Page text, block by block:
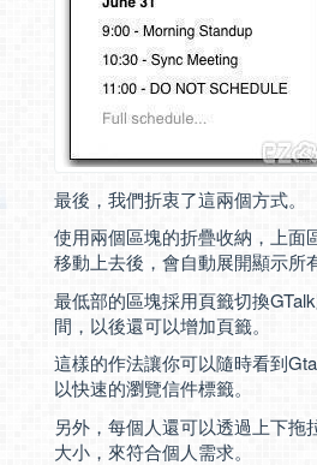
最後，我們折衷了這兩個方式。
使用兩個區塊的折疊收納，上面
移動上去後，會自動展開顯示所
最低部的區塊採用頁籤切換
間，以後還可以增加頁籤。
這樣的作法讓你可以隨時看到
以快速的瀏覽信件標籤。
另外，每個人還可以透過上下拖
大小，來符合個人需求。